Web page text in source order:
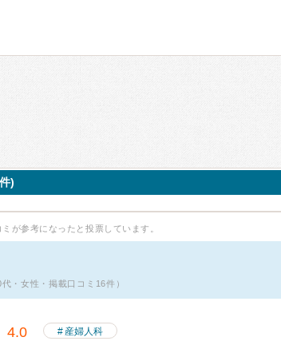
)
が参考になったと投票しています。
・女性・掲載口コミ16件）
4.0 産婦人科